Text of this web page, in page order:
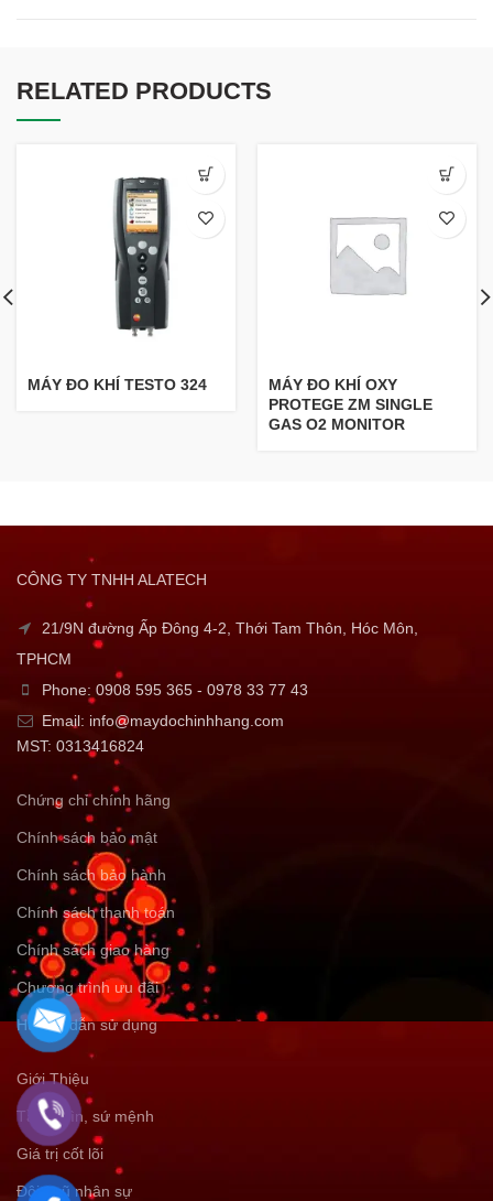
RELATED PRODUCTS
MÁY ĐO KHÍ TESTO 324
MÁY ĐO KHÍ OXY
PROTEGE ZM SINGLE
GAS O2 MONITOR
CÔNG TY TNHH ALATECH
21/9N đường Ấp Đông 4-2, Thới Tam Thôn, Hóc Môn,
TPHCM
Phone: 0908 595 365 - 0978 33 77 43
Email: info@maydochinhhang.com
MST: 0313416824
Chứng chỉ chính hãng
Chính sách bảo mật
Chính sách bảo hành
Chính sách thanh toán
Chính sách giao hàng
Chương trình ưu đãi
Hướng dẫn sử dụng
Giới Thiệu
Tầm nhìn, sứ mệnh
Giá trị cốt lõi
Đội ngũ nhân sự